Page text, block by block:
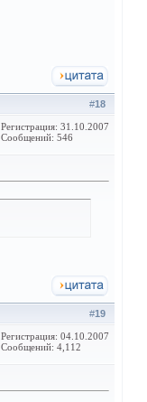
#18
Регистрация: 31.10.2007
Сообщений: 546
#19
Регистрация: 04.10.2007
Сообщений: 4,112